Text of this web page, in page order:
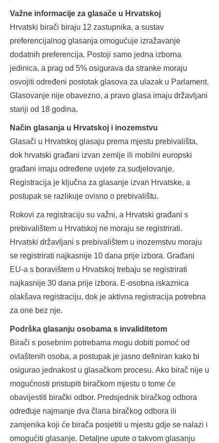
Važne informacije za glasače u Hrvatskoj
Hrvatski birači biraju 12 zastupnika, a sustav
preferencijalnog glasanja omogućuje izražavanje
dodatnih preferencija. Postoji samo jedna izborna
jedinica, a prag od 5% osigurava da stranke moraju
osvojiti određeni postotak glasova za ulazak u Parlament.
Glasovanje nije obavezno, a pravo glasa imaju državljani
stariji od 18 godina.
Način glasanja u Hrvatskoj i inozemstvu
Glasači u Hrvatskoj glasaju prema mjestu prebivališta,
dok hrvatski građani izvan zemlje ili mobilni europski
građani imaju određene uvjete za sudjelovanje.
Registracija je ključna za glasanje izvan Hrvatske, a
postupak se razlikuje ovisno o prebivalištu.
Rokovi za registraciju su važni, a Hrvatski građani s
prebivalištem u Hrvatskoj ne moraju se registrirati.
Hrvatski državljani s prebivalištem u inozemstvu moraju
se registrirati najkasnije 10 dana prije izbora. Građani
EU-a s boravištem u Hrvatskoj trebaju se registrirati
najkasnije 30 dana prije izbora. E-osobna iskaznica
olakšava registraciju, dok je aktivna registracija potrebna
za one bez nje.
Podrška glasanju osobama s invaliditetom
Birači s posebnim potrebama mogu dobiti pomoć od
ovlaštenih osoba, a postupak je jasno definiran kako bi
osigurao jednakost u glasačkom procesu. Ako birač nije u
mogućnosti pristupiti biračkom mjestu o tome će
obavijestiti birački odbor. Predsjednik biračkog odbora
određuje najmanje dva člana biračkog odbora ili
zamjenika koji će birača posjetiti u mjestu gdje se nalazi i
omogućiti glasanje. Detaljne upute o takvom glasanju